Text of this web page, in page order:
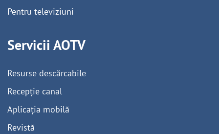
Pentru televiziuni
Servicii AOTV
Resurse descărcabile
Recepție canal
Aplicația mobilă
Revistă